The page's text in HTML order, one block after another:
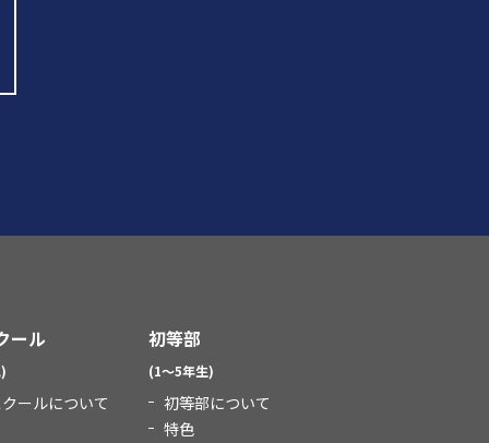
ール
ールについて
初等部
(1～5年生)
初等部について
特色